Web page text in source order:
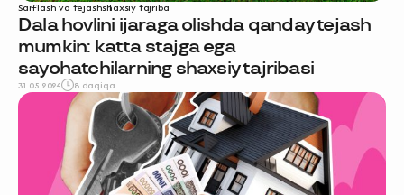
Sarflash va tejashshaxsiy tajriba
Dala hovlini ijaraga olishda qanday tejash
mumkin: katta stajga ega
sayohatchilarning shaxsiy tajribasi
31.05.2024 8 daqiqa